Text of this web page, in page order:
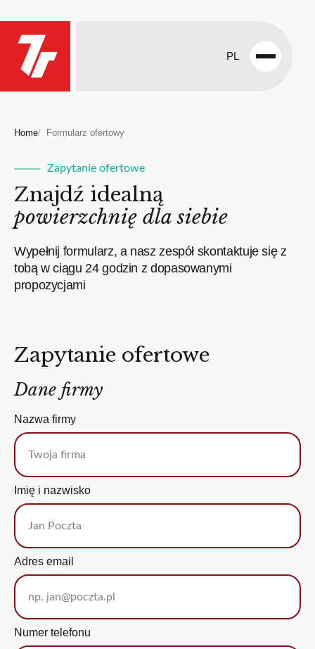
PL
Open
Home Formularz ofertowy
Zapytanie ofertowe
Znajdź idealną
powierzchnię dla siebie
Wypełnij formularz, a nasz zespół skontaktuje się z
tobą w ciągu 24 godzin z dopasowanymi
propozycjami
Zapytanie ofertowe
Dane firmy
Nazwa firmy
Imię i nazwisko
Adres email
Numer telefonu